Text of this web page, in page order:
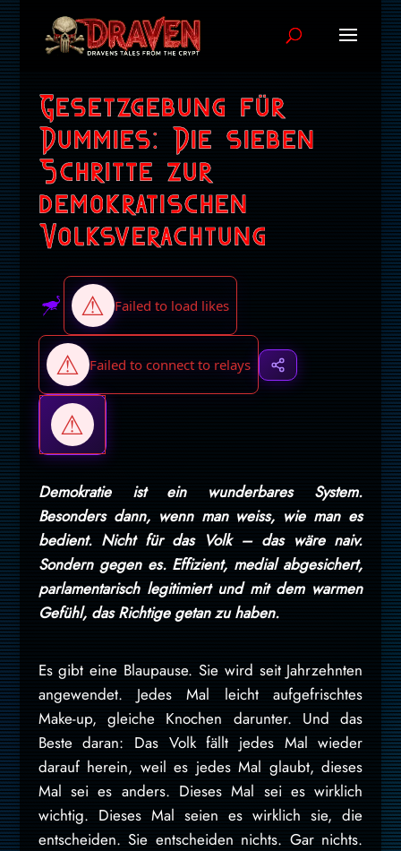
Gesetzgebung für
Dummies: Die sieben
Schritte zur
demokratischen
Volksverachtung
Demokratie ist ein wunderbares System.
Besonders dann, wenn man weiss, wie man es
bedient. Nicht für das Volk – das wäre naiv.
Sondern gegen es. Effizient, medial abgesichert,
parlamentarisch legitimiert und mit dem warmen
Gefühl, das Richtige getan zu haben.
Es gibt eine Blaupause. Sie wird seit Jahrzehnten
angewendet. Jedes Mal leicht aufgefrischtes
Make-up, gleiche Knochen darunter. Und das
Beste daran: Das Volk fällt jedes Mal wieder
darauf herein, weil es jedes Mal glaubt, dieses
Mal sei es anders. Dieses Mal sei es wirklich
wichtig. Dieses Mal seien es wirklich sie, die
entscheiden. Sie entscheiden nichts. Gar nichts.